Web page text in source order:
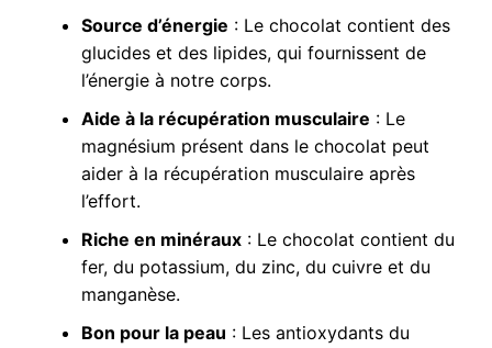
Source d’énergie : Le chocolat contient des
glucides et des lipides, qui fournissent de
l’énergie à notre corps.
Aide à la récupération musculaire : Le
magnésium présent dans le chocolat peut
aider à la récupération musculaire après
l’effort.
Riche en minéraux: Le chocolat contient du
fer, du potassium, du zinc, du cuivre et du
manganèse.
Bon pour la peau : Les antioxydants du